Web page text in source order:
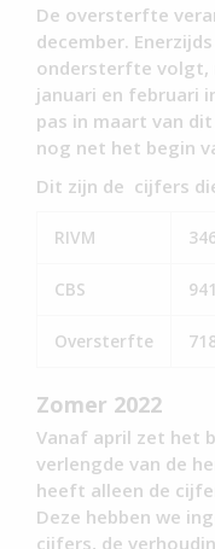
De oversterfte
december.
ondersterfte volgt,
januari en februari
pas in maart van
nog net het begin
Dit zijn de cijfers
RIVM
CBS
Oversterfte
Zomer 2022
Vanaf april zet het
verlengde van de
heeft alleen de
Deze hebben we
cijfers, de